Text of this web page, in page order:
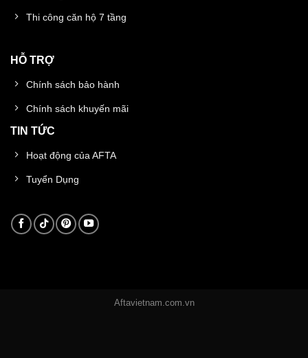
Thi công căn hộ 7 tầng
HỖ TRỢ
Chính sách bảo hành
Chính sách khuyến mãi
TIN TỨC
Hoạt động của AFTA
Tuyển Dụng
Aftavietnam.com.vn